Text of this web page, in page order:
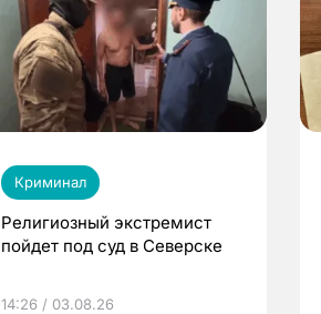
Криминал
Религиозный экстремист
пойдет под суд в Северске
14:26 / 03.08.26